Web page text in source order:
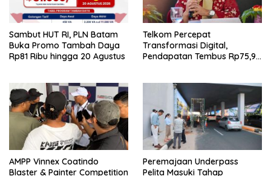
Sambut HUT RI, PLN Batam
Buka Promo Tambah Daya
Rp81 Ribu hingga 20 Agustus
Telkom Percepat
Transformasi Digital,
Pendapatan Tembus Rp75,9
AMPP Vinnex Coatindo
Blaster & Painter Competition
Peremajaan Underpass
Pelita Masuki Tahap